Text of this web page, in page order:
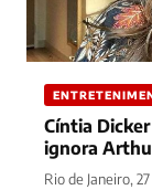
Cíntia
ignora
Rio de Janeiro,